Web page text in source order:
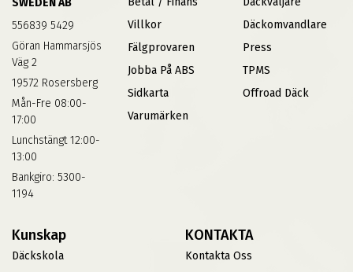
SWEDEN AB
556839 5429
Göran Hammarsjös
Väg 2
19572 Rosersberg
Mån-Fre 08:00-
17:00
Lunchstängt 12:00-
13:00
Bankgiro: 5300-
1194
Villkor
Fälgprovaren
Jobba På ABS
Sidkarta
Varumärken
Däckomvandlare
Press
TPMS
Offroad Däck
Kunskap
Däckskola
KONTAKTA
Kontakta Oss